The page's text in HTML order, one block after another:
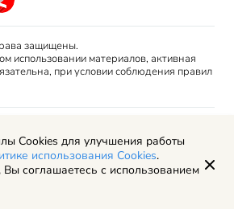
защищены.
использовании материалов, активная
при условии соблюдения правил
данных
Cookies для улучшения работы
использования Cookies.
Вы соглашаетесь с использованием